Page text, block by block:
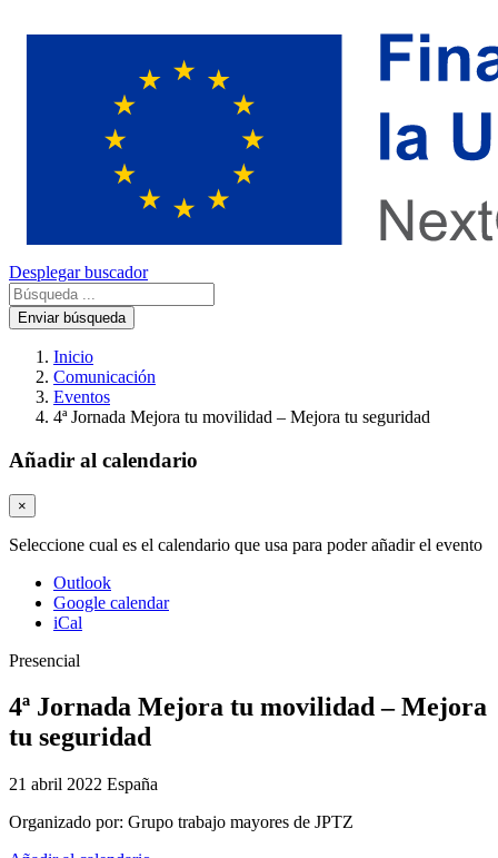
Desplegar buscador
Enviar búsqueda
Inicio
Comunicación
Eventos
4ª Jornada Mejora tu movilidad – Mejora tu seguridad
Añadir al calendario
×
Seleccione cual es el calendario que usa para poder añadir el evento
Outlook
Google calendar
iCal
Presencial
4ª Jornada Mejora tu movilidad – Mejora
tu seguridad
21 abril 2022 España
Organizado por: Grupo trabajo mayores de JPTZ